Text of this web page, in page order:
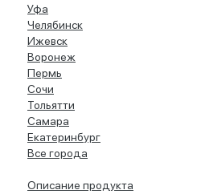
Уфа
Челябинск
Ижевск
Воронеж
Пермь
Сочи
Тольятти
Самара
Екатеринбург
Все города
Описание продукта